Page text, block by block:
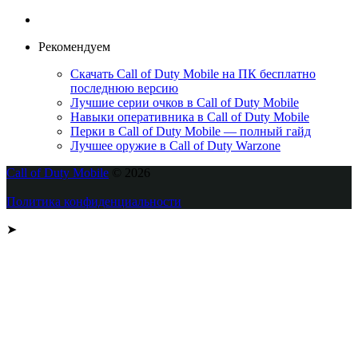
Рекомендуем
Скачать Call of Duty Mobile на ПК бесплатно
последнюю версию
Лучшие серии очков в Call of Duty Mobile
Навыки оперативника в Call of Duty Mobile
Перки в Call of Duty Mobile — полный гайд
Лучшее оружие в Call of Duty Warzone
Call of Duty Mobile © 2026
Политика конфиденциальности
➤